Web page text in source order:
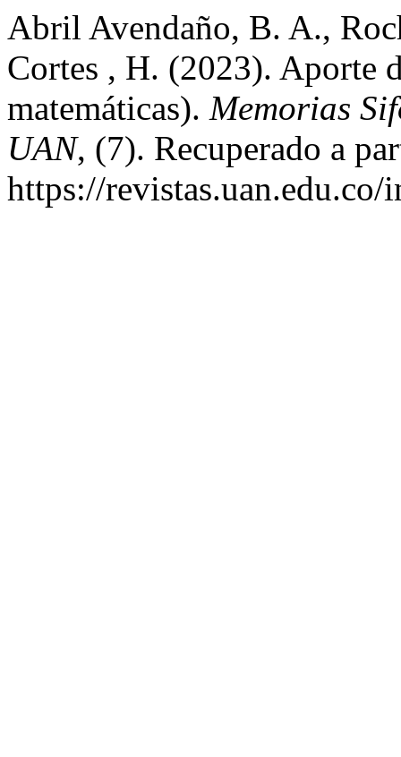
Abril Avendaño, B. A.,
Cortes , H. (2023). Aporte
matemáticas). Memorias
UAN, (7). Recuperado a
https://